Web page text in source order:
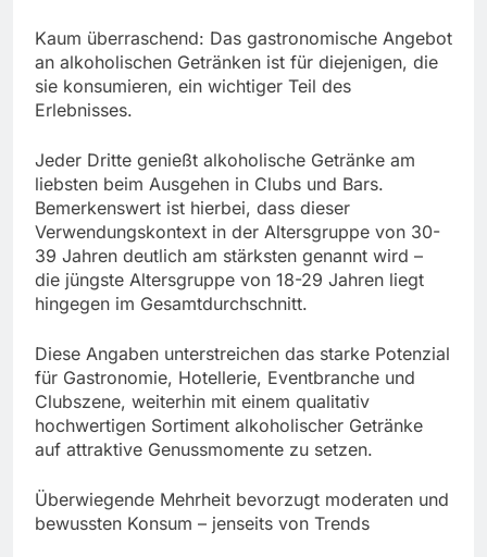
Kaum überraschend: Das gastronomische Angebot
an alkoholischen Getränken ist für diejenigen, die
sie konsumieren, ein wichtiger Teil des
Erlebnisses.
Jeder Dritte genießt alkoholische Getränke am
liebsten beim Ausgehen in Clubs und Bars.
Bemerkenswert ist hierbei, dass dieser
Verwendungskontext in der Altersgruppe von 30-
39 Jahren deutlich am stärksten genannt wird –
die jüngste Altersgruppe von 18-29 Jahren liegt
hingegen im Gesamtdurchschnitt.
Diese Angaben unterstreichen das starke Potenzial
für Gastronomie, Hotellerie, Eventbranche und
Clubszene, weiterhin mit einem qualitativ
hochwertigen Sortiment alkoholischer Getränke
auf attraktive Genussmomente zu setzen.
Überwiegende Mehrheit bevorzugt moderaten und
bewussten Konsum – jenseits von Trends